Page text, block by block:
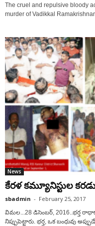
The cruel and repulsive bloody
murder of Vadikkal
News
కేరళ కమ్యూనిస్టుల
sbadmin - February 25, 2017
విమల...28 డిసెంబర్‌, 2016..భర్త
నిప్పుపెట్టారు. భర్త, ఒక బంధువు